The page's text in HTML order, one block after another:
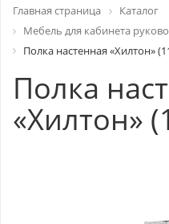
Главная страница
Каталог
Мебель для кабинета
Полка настенная «Хилтон»
Полка
«Хилтон»